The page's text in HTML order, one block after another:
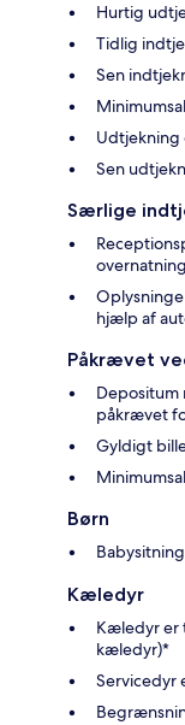
Hurtig
Tidlig
Sen
Udtjekning
Sen
Særlige
hjælp af
Påkrævet
påkrævet
Gyldigt
Børn
Kæledyr
Kæledyr er
kæledyr)*
Servicedyr